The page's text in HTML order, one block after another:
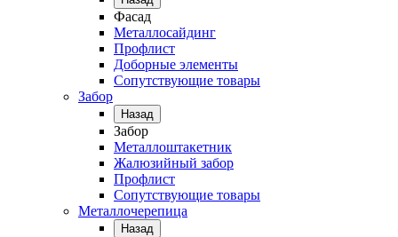
Фасад
Металлосайдинг
Профлист
Доборные элементы
Сопутствующие товары
Забор
Назад
Забор
Металлоштакетник
Жалюзийный забор
Профлист
Сопутствующие товары
Металлочерепица
Назад